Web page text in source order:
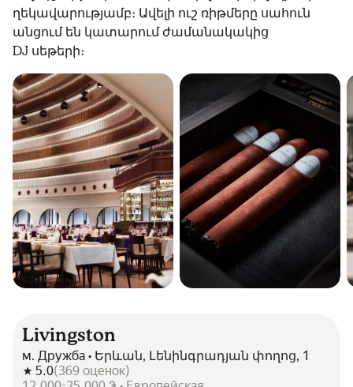
ղեկավարությամբ։ Ավելի ուշ ռիթմերը սահուն
անցում են կատարում ժամանակակից
DJ սեթերի։
Livingston
м. Дружба • Երևան, Լենինգրադյան փողոց, 1
5.0(369 оценок)